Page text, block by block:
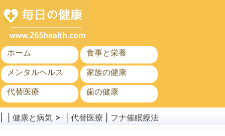
ホーム
食事と栄養
メンタルヘルス
家族の健康
代替医療
歯の健康
がん
公衆衛生と安全
健康と病気 > | 代替医療 フナ催眠療法